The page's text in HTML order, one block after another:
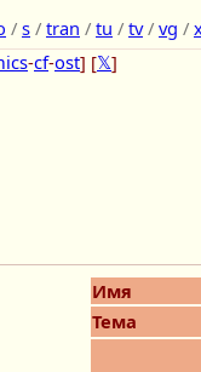
/ s / tran / tu / tv/ vg /
-cf-ost] [𝕏]
Имя
Тема